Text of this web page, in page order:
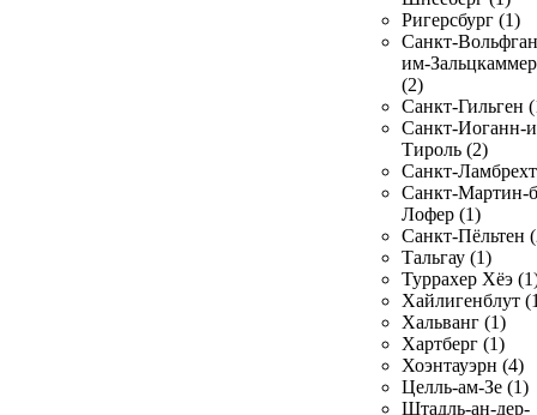
Ригерсбург (1)
Санкт-
им-
(2)
Санкт-Гильген
Санкт-Иоганн-
Тироль (2)
Санкт-
Санкт-Мартин-
Лофер (1)
Санкт-Пёльтен
Тальгау (1)
Туррахер Хёэ
Хайлигенблут
Хальванг (1)
Хартберг (1)
Хоэнтауэрн (4)
Целль-ам-Зе (1)
Штадль-ан-дер-